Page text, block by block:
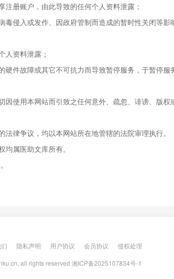
注册账户，由此导致的任何个人资料泄露；
毒侵入或发作、因政府管制而造成的暂时性关闭等
人资料泄露；
硬件故障或其它不可抗力而导致暂停服务，于暂停
使用本网站而引致之任何意外、疏忽、诽谤、版
律争议，均以本网站所在地管辖的法院审理执行。
属医助文库所有。
隐私声明 用户协议 会员协议
侵权处理
all rights reserved 湘ICP备2025107834号-1